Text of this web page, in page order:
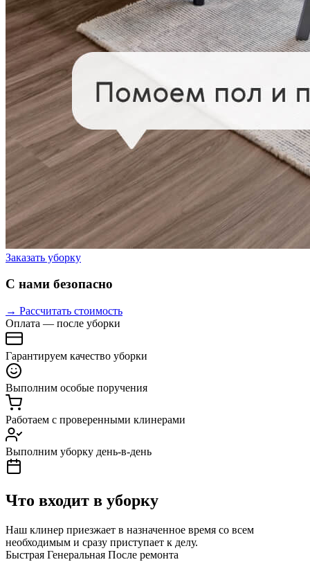
Заказать уборку
С нами безопасно
→ Рассчитать стоимость
Оплата — после уборки
Гарантируем качество уборки
Выполним особые поручения
Работаем с проверенными клинерами
Выполним уборку день-в-день
Что входит в уборку
Наш клинер приезжает в назначенное время со всем
необходимым и сразу приступает к делу.
Быстрая Генеральная После ремонта